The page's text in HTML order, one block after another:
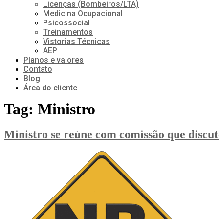
Licenças (Bombeiros/LTA)
Medicina Ocupacional
Psicossocial
Treinamentos
Vistorias Técnicas
AEP
Planos e valores
Contato
Blog
Área do cliente
Tag: Ministro
Ministro se reúne com comissão que